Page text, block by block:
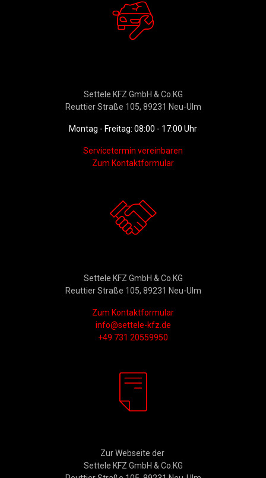
Settele KFZ GmbH & Co.KG
Reuttier Straße 105, 89231 Neu-Ulm
Montag - Freitag: 08:00 - 17:00 Uhr
Servicetermin vereinbaren
Zum Kontaktformular
Settele KFZ GmbH & Co.KG
Reuttier Straße 105, 89231 Neu-Ulm
Zum Kontaktformular
info@settele-kfz.de
+49 731 20559950
Zur Webseite der
Settele KFZ GmbH & Co.KG